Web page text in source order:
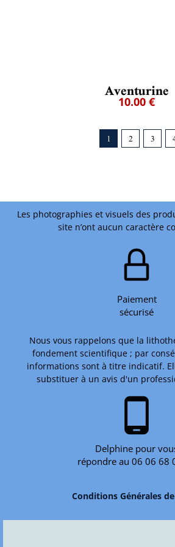
Aventurine
10.00 €
1 2 3
Les photographies et visuels des
site n’ont aucun caractère
Paiement
sécurisé
Nous vous rappelons que la
fondement scientifique ; par
informations sont à titre indicatif.
substituer à un avis d'un
phone_android
Delphine pour
répondre au 06 06 68
Conditions Générales